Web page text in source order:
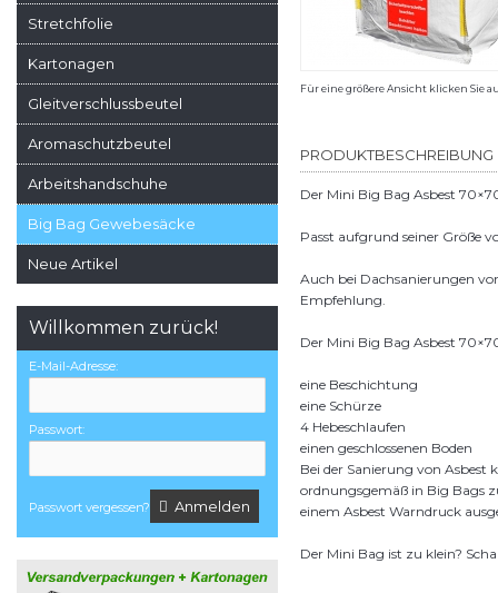
Stretchfolie
Kartonagen
Gleitverschlussbeutel
Aromaschutzbeutel
Arbeitshandschuhe
Big Bag Gewebesäcke
Neue Artikel
Willkommen zurück!
E-Mail-Adresse:
Passwort:
Passwort vergessen? Anmelden
Für eine größere Ansicht klicken Sie
PRODUKTBESCHREIBUNG
Der Mini Big Bag Asbest
Passt aufgrund seiner Größe
Auch bei Dachsanierungen
Empfehlung.
Der Mini Big Bag Asbest
eine Beschichtung
eine Schürze
4 Hebeschlaufen
einen geschlossenen Boden
Bei der Sanierung von Asbest
ordnungsgemäß in Big Bags
einem Asbest Warndruck
Der Mini Bag ist zu klein?